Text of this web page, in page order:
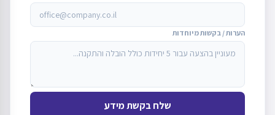
הערות / בקשות מיוחדות
שלח בקשת מידע